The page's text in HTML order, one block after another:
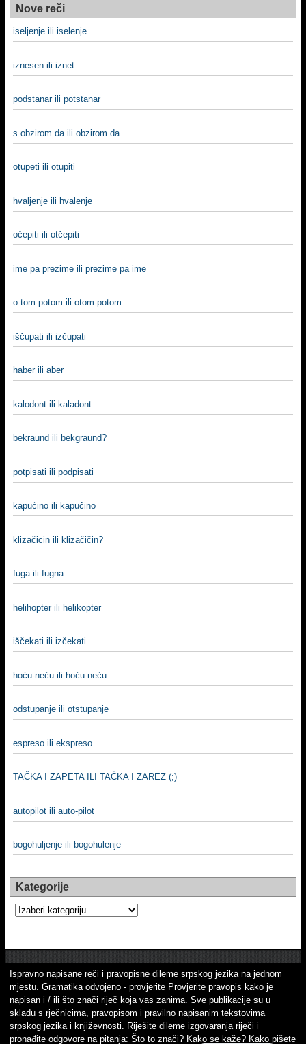
Nove reči
iselјenje ili iselenje
iznesen ili iznet
podstanar ili potstanar
s obzirom da ili obzirom da
otupeti ili otupiti
hvalјenje ili hvalenje
očepiti ili otčepiti
ime pa prezime ili prezime pa ime
o tom potom ili otom-potom
iščupati ili izčupati
haber ili aber
kalodont ili kaladont
bekraund ili bekgraund?
potpisati ili podpisati
kapućino ili kapučino
klizačicin ili klizačičin?
fuga ili fugna
helihopter ili helikopter
iščekati ili izčekati
hoću-neću ili hoću neću
odstupanje ili otstupanje
espreso ili ekspreso
TAČKA I ZAPETA ILI TAČKA I ZAREZ (;)
autopilot ili auto-pilot
bogohuljenje ili bogohulenje
Kategorije
Kategorije
Ispravno napisane reči i pravopisne dileme srpskog jezika na jednom
mjestu. Gramatika odvojeno - provjerite Provjerite pravopis kako je
napisan i / ili što znači riječ koja vas zanima. Sve publikacije su u
skladu s rječnicima, pravopisom i pravilno napisanim tekstovima
srpskog jezika i književnosti. Riješite dileme izgovaranja riječi i
pronađite odgovore na pitanja: Što to znači? Kako se kaže? Kako pišete